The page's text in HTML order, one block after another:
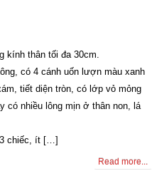
kính thân tối đa 30cm.
có 4 cánh uốn lượn màu xanh
tiết diện tròn, có lớp vỏ mỏng
có nhiều lông mịn ở thân non, lá
3 chiếc, ít […]
Read more...